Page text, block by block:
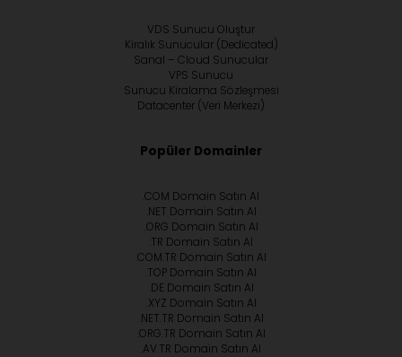
VDS Sunucu Oluştur
Kiralık Sunucular (Dedicated)
Sanal – Cloud Sunucular
VPS Sunucu
Sunucu Kiralama Sözleşmesi
Datacenter (Veri Merkezi)
Popüler Domainler
.COM Domain Satın Al
.NET Domain Satın Al
.ORG Domain Satın Al
.TR Domain Satın Al
.COM.TR Domain Satın Al
.TOP Domain Satın Al
.DE Domain Satın Al
.XYZ Domain Satın Al
.NET.TR Domain Satın Al
.ORG.TR Domain Satın Al
.AV.TR Domain Satın Al